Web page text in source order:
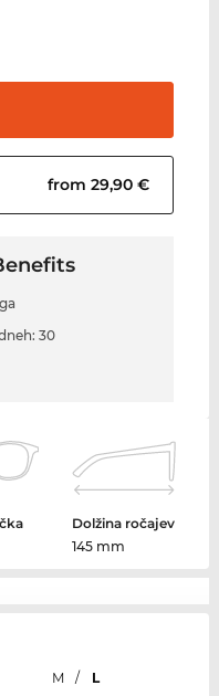
from 29,90 €
30
Dolžina ročajev
145 mm
M /
L